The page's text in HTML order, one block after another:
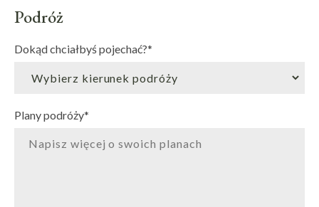
Podróż
Dokąd chciałbyś pojechać?*
Plany podróży*